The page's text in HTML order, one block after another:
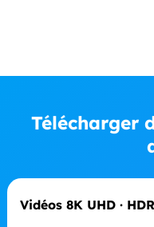
Télécharger
Vidéos 8K UHD ·